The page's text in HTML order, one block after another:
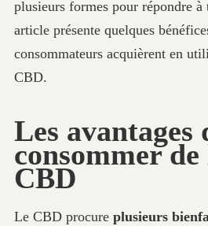
plusieurs formes pour répondre à
article présente quelques
consommateurs acquièrent en
CBD.
Les avantages
consommer
CBD
Le CBD procure plusieurs